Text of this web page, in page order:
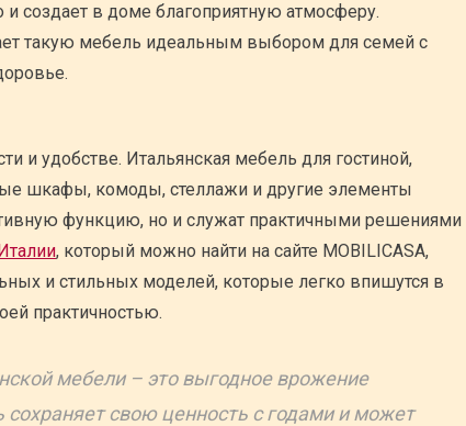
и создает в доме благоприятную атмосферу.
такую мебель идеальным выбором для семей с
и удобстве. Итальянская мебель для гостиной,
шкафы, комоды, стеллажи и другие элементы
функцию, но и служат практичными решениями
, который можно найти на сайте MOBILICASA,
и стильных моделей, которые легко впишутся в
практичностью.
мебели – это выгодное врожение
сохраняет свою ценность с годами и может